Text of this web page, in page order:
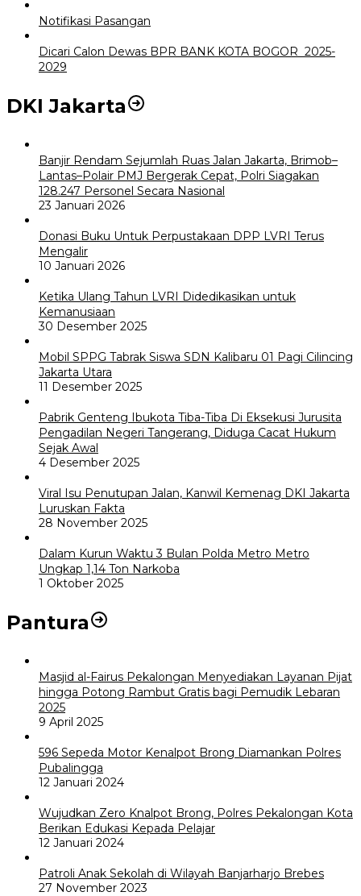
Notifikasi Pasangan
Dicari Calon Dewas BPR BANK KOTA BOGOR 2025-
2029
DKI Jakarta
Banjir Rendam Sejumlah Ruas Jalan Jakarta, Brimob–
Lantas–Polair PMJ Bergerak Cepat, Polri Siagakan
128.247 Personel Secara Nasional
23 Januari 2026
Donasi Buku Untuk Perpustakaan DPP LVRI Terus
Mengalir
10 Januari 2026
Ketika Ulang Tahun LVRI Didedikasikan untuk
Kemanusiaan
30 Desember 2025
Mobil SPPG Tabrak Siswa SDN Kalibaru 01 Pagi Cilincing
Jakarta Utara
11 Desember 2025
Pabrik Genteng Ibukota Tiba-Tiba Di Eksekusi Jurusita
Pengadilan Negeri Tangerang, Diduga Cacat Hukum
Sejak Awal
4 Desember 2025
Viral Isu Penutupan Jalan, Kanwil Kemenag DKI Jakarta
Luruskan Fakta
28 November 2025
Dalam Kurun Waktu 3 Bulan Polda Metro Metro
Ungkap 1,14 Ton Narkoba
1 Oktober 2025
Pantura
Masjid al-Fairus Pekalongan Menyediakan Layanan Pijat
hingga Potong Rambut Gratis bagi Pemudik Lebaran
2025
9 April 2025
596 Sepeda Motor Kenalpot Brong Diamankan Polres
Pubalingga
12 Januari 2024
Wujudkan Zero Knalpot Brong, Polres Pekalongan Kota
Berikan Edukasi Kepada Pelajar
12 Januari 2024
Patroli Anak Sekolah di Wilayah Banjarharjo Brebes
27 November 2023